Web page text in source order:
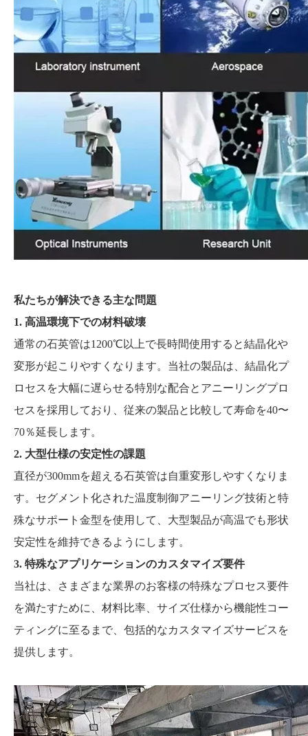
私たちが解決できる主な問題
1. 高温環境下での材料破壊
通常の石英管は1200℃以上で長時間使用すると結晶化や
変形が起こりやすくなります。当社の製品は、結晶化プ
ロセスを大幅に遅らせる特別な配合とアニーリングプロ
セスを採用しており、従来の製品と比較して寿命を40〜
70％延長します。
2. 大型仕様の安定性の課題
直径が300mmを超える石英管は自重変形しやすくなりま
す。セグメント化された温度制御アニーリング技術と特
殊なサポート金型を使用して、大型製品が高温でも形状
安定性を維持できるようにします。
3. 特殊なアプリケーションのカスタマイズ要件
当社は、さまざまな業界のお客様の特殊なプロセス要件
を満たすために、材料比率、サイズ仕様から機能性コー
ティングに至るまで、包括的なカスタマイズサービスを
提供します。